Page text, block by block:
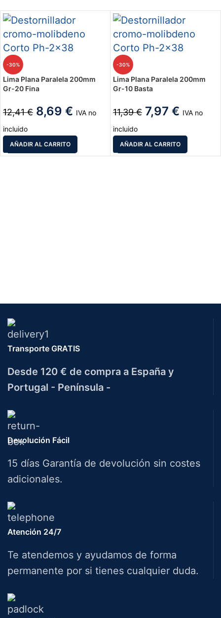
-30%
Lima Plana Paralela 200mm
Gr-20 Fina
12,41€ 8,69 € IVA no
incluido
AÑADIR AL CARRITO
-30%
Lima Plana Paralela 200mm
Gr-10 Basta
11,39€ 7,97 € IVA no
incluido
AÑADIR AL CARRITO
Transporte GRATIS
Desde 120 € de compra a España y
Portugal - Península -
Devolución Fácil
15 días Garantía de devolución sin costes
adicionales.
Atención 24/7
Te atendemos y ayudamos de forma
permanente por si tienes cualquier duda.